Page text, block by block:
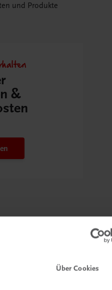
Über Cookies
und Produkte
&